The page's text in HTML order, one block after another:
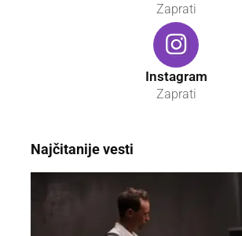
Zaprati
Instagram
Zaprati
Najčitanije vesti